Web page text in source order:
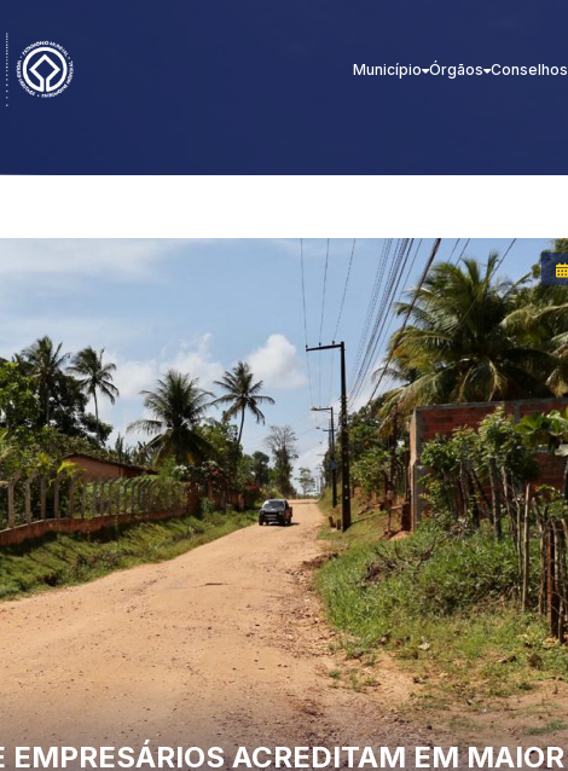
Município Órgãos Conselhos
EMPRESÁRIOS ACREDITAM EM MAIOR